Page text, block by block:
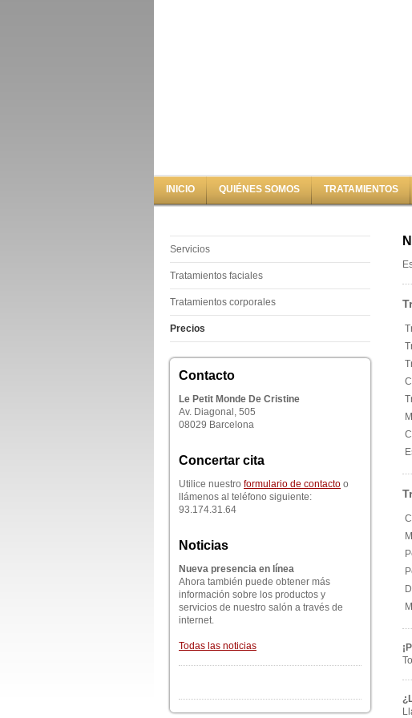
INICIO QUIÉNES SOMOS TRATAMIENTOS
Servicios
Tratamientos faciales
Tratamientos corporales
Precios
Contacto
Le Petit Monde De Cristine
Av. Diagonal, 505
08029 Barcelona
Concertar cita
Utilice nuestro formulario de contacto o
llámenos al teléfono siguiente:
93.174.31.64
Noticias
Nueva presencia en línea
Ahora también puede obtener más
información sobre los productos y
servicios de nuestro salón a través de
internet.
Todas las noticias